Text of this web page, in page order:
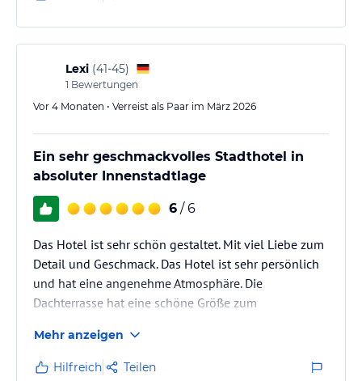
Champagner.! wir haben keinerlei Beanstandungen,
ganz im Gegenteil, nächstes Jahr werden wir wieder
hinfahren
Lexi (41-45)
1 Bewertungen
Vor 4 Monaten • Verreist als Paar im März 2026
Ein sehr geschmackvolles Stadthotel in
absoluter Innenstadtlage
6 / 6
Das Hotel ist sehr schön gestaltet. Mit viel Liebe zum
Detail und Geschmack. Das Hotel ist sehr persönlich
und hat eine angenehme Atmosphäre. Die
Dachterrasse hat eine schöne Größe zum
Mehr anzeigen
Hilfreich Teilen